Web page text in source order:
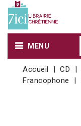
MENU
Accueil CD
Francophone